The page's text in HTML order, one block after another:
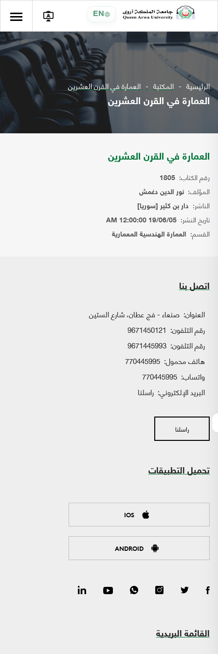
EN
الرئيسية المكتبة العمارة في القرن العشرين
العمارة في القرن العشرين
العمارة في القرن العشرين
رقم الكتاب: 1805
المؤلف: نور الدين دغمش
الناشر: دار بن كثير [سوريا]
تاريخ النشر: 19/06/05 12:00:00 AM
القسم: العمارة الهندسية المعمارية
اتصل بنا
العنوان: صنعاء - فج عطان، شارع الستين
رقم التلفون: 9671450121
رقم التلفون: 9671445993
هاتف محمول: 770445995
واتساب:
البريد الإلكتروني: راسلنا
راسلنا
تحميل التطبيقات
IOS
ANDROID
القائمة البريدية